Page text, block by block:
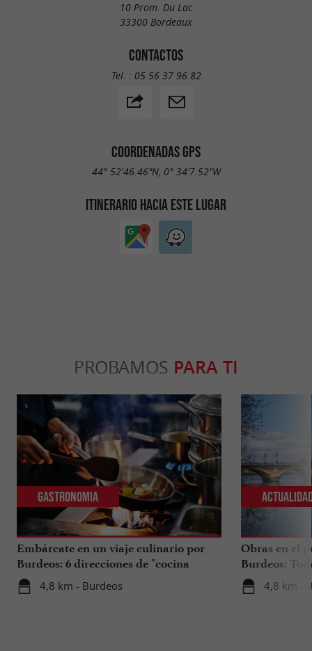
10 Prom. Du Lac
33300 Bordeaux
CONTACTOS
Tel. : 05 56 37 96 82
COORDENADAS GPS
44° 52'46.46"N, 0° 34'7.52"W
ITINERARIO HACIA ESTE LUGAR
PROBAMOS PARA TI
Embárcate en un viaje culinario por
Burdeos: 6 direcciones de "cocina
internacional"
4,8 km - Burdeos
Gastronomia
Obras en el
Burdeos:
tus viajes en
4,8 km -